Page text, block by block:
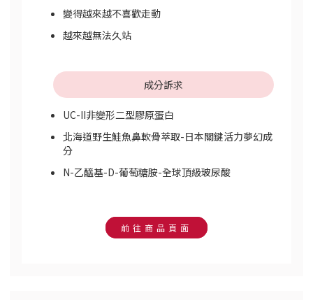
變得越來越不喜歡走動
越來越無法久站
成分訴求
UC-II非變形二型膠原蛋白
北海道野生鮭魚鼻軟骨萃取-日本關鍵活力夢幻成
分
N-乙醯基-D-葡萄糖胺-全球頂級玻尿酸
前往商品頁面